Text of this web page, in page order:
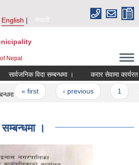
English
नेपाली
Nepal
सार्वजनिक विदा सम्बन्धमा । करार सेवामा कार्यरत
Pages
« first ‹ previous
।
।